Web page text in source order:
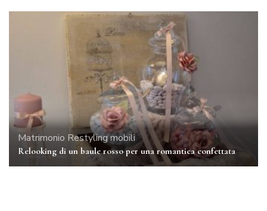
Matrimonio Restyling mobili
Relooking di un baule rosso per una romantica confettata